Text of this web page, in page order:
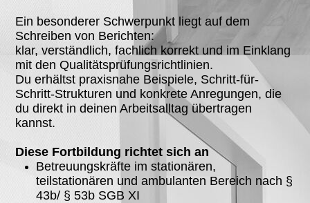
Ein besonderer Schwerpunkt liegt auf dem
Schreiben von Berichten:
klar, verständlich, fachlich korrekt und im Einklang
mit den Qualitätsprüfungsrichtlinien.
Du erhältst praxisnahe Beispiele, Schritt-für-
Schritt-Strukturen und konkrete Anregungen, die
du direkt in deinen Arbeitsalltag übertragen
kannst.
Diese Fortbildung richtet sich an
Betreuungskräfte im stationären,
teilstationären und ambulanten Bereich nach §
43b/ § 53b SGB XI